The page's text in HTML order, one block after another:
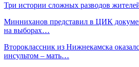
Три истории сложных разводов
Минниханов представил в ЦИК
на выборах…
Второклассник из Нижнекамска
инсультом – мать…